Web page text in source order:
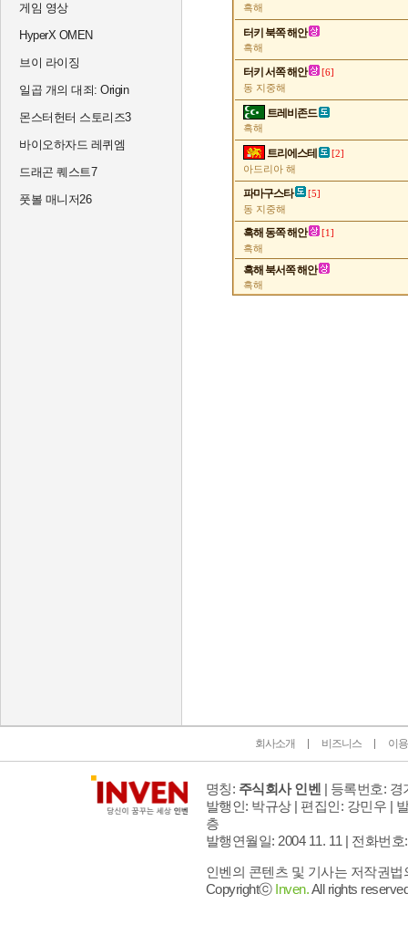
게임 영상
HyperX OMEN
브이 라이징
일곱 개의 대죄: Origin
몬스터헌터 스토리즈3
바이오하자드 레퀴엠
드래곤 퀘스트7
풋볼 매니저26
흑해
터키 북쪽 해안
흑해
터키 서쪽 해안 [6]
동 지중해
트레비존드
흑해
트리에스테 [2]
아드리아 해
파마구스타 [5]
동 지중해
흑해 동쪽 해안 [1]
흑해
흑해 북서쪽 해안
흑해
회사소개 비즈니스 이
명칭: 주식회사 인벤 | 등록번호: 경
발행인: 박규상 | 편집인: 강민우 |
층
발행연월일: 2004 11. 11 | 전화번호
인벤의 콘텐츠 및 기사는 저작권
Copyrightⓒ Inven.All rights